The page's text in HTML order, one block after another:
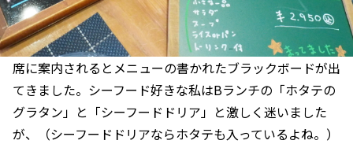
席に案内されるとメニューの書かれたブラックボードが出
てきました。シーフード好きな私はBランチの「ホタテの
グラタン」と「シーフードドリア」と激しく迷いました
が、（シーフードドリアならホタテも入っているよね。）